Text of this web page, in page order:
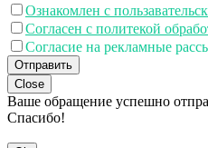
Ознакомлен с
Согласен с политекой
Согласие на рекламные
Отправить
Close
Ваше обращение успешно
Спасибо!